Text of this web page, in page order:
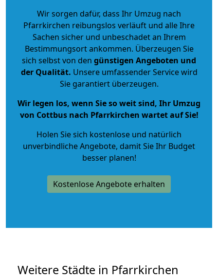
Wir sorgen dafür, dass Ihr Umzug nach
Pfarrkirchen reibungslos verläuft und alle Ihre
Sachen sicher und unbeschadet an Ihrem
Bestimmungsort ankommen. Überzeugen Sie
sich selbst von den günstigen Angeboten und
der Qualität. Unsere umfassender Service wird
Sie garantiert überzeugen.
Wir legen los, wenn Sie so weit sind, Ihr Umzug
von Cottbus nach Pfarrkirchen wartet auf Sie!
Holen Sie sich kostenlose und natürlich
unverbindliche Angebote, damit Sie Ihr Budget
besser planen!
Kostenlose Angebote erhalten
Weitere Städte in Pfarrkirchen